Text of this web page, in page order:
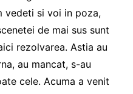
vedeti si voi in poza,
de mai sus sunt
rezolvarea. Astia au
au mancat, s-au
cele. Acuma a venit